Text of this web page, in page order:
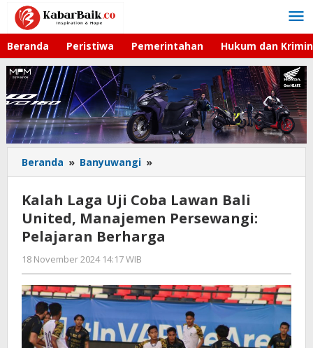
Lewati
konten
Beranda Peristiwa Pemerintahan Hukum dan
Beranda » Banyuwangi »
Laga
Coba
Lawan
Bali
Pelajaran
Berharga
Kalah Laga Uji Coba Lawan Bali
United, Manajemen Persewangi:
Pelajaran Berharga
18 November 2024 14:17 WIB
Gagah
Saputra